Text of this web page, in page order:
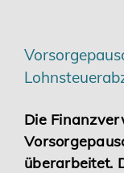
Karriere
Die
überarbeitet.